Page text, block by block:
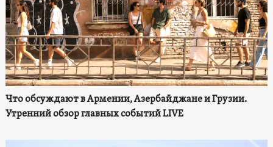
Что обсуждают в Армении, Азербайджане и Грузии.
Утренний обзор главных событий LIVE